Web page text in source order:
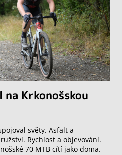
Krkonošskou
světy. Asfalt a
Rychlost a objevování.
70 MTB cítí jako doma.